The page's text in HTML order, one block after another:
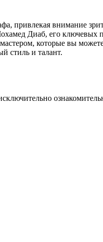
привлекая внимание
Диаб, его ключевых
которые вы
стиль и талант.